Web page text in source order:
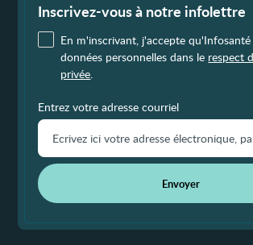
Inscrivez-vous à notre infolettre
En m'inscrivant, j'accepte
données personnelles dans le respect
privée.
Entrez votre adresse courriel
Envoyer